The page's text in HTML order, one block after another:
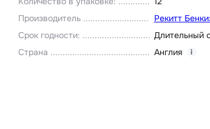
Производитель
Рекитт
Срок годности:
Длительный
Страна
Англия i